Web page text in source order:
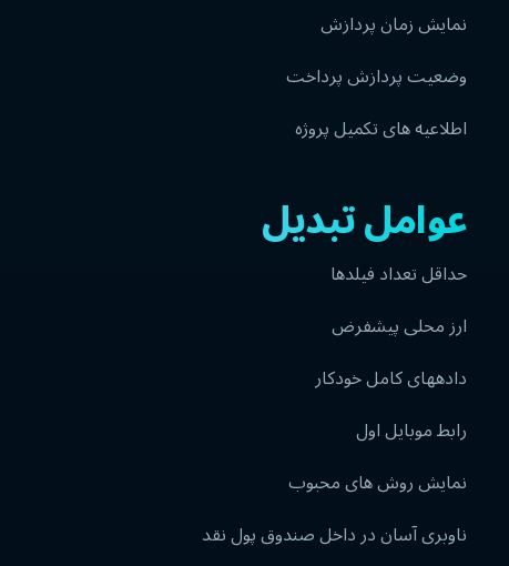
نمایش زمان پردازش
وضعیت پردازش پرداخت
اطلاعیه های تکمیل پروژه
عوامل تبدیل
حداقل تعداد فیلدها
ارز محلی پیشفرض
دادههای کامل خودکار
رابط موبایل اول
نمایش روش های محبوب
ناوبری آسان در داخل صندوق پول نقد